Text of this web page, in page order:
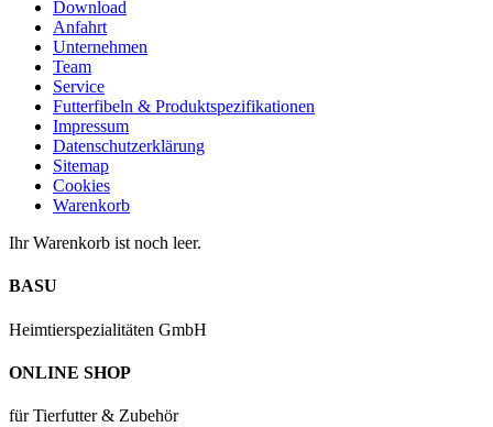
Download
Anfahrt
Unternehmen
Team
Service
Futterfibeln & Produktspezifikationen
Impressum
Datenschutzerklärung
Sitemap
Cookies
Warenkorb
Ihr Warenkorb ist noch leer.
BASU
Heimtierspezialitäten GmbH
ONLINE SHOP
für Tierfutter & Zubehör